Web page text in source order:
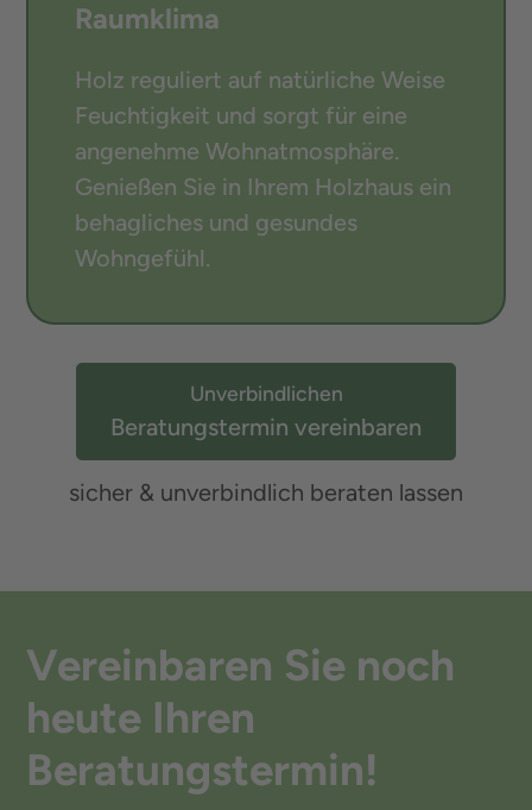
Raumklima
Holz reguliert auf natürliche Weise
Feuchtigkeit und sorgt für eine
angenehme Wohnatmosphäre.
Genießen Sie in Ihrem Holzhaus ein
behagliches und gesundes
Wohngefühl.
Unverbindlichen
Beratungstermin vereinbaren
sicher & unverbindlich beraten lassen
Vereinbaren Sie noch
heute Ihren
Beratungstermin!